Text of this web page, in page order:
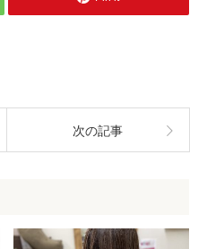
次の記事